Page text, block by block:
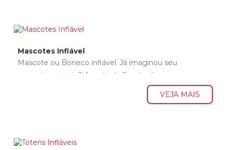
Mascotes Inflável
Mascote ou Boneco inflável. Já imaginou seu
mascote gigante? A partir de 2m de altura
transformamos seu mascote em um...
VEJA MAIS